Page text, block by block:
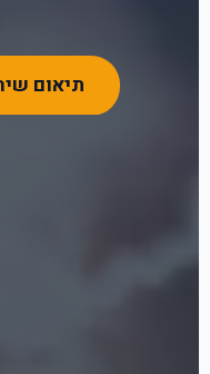
תיאום